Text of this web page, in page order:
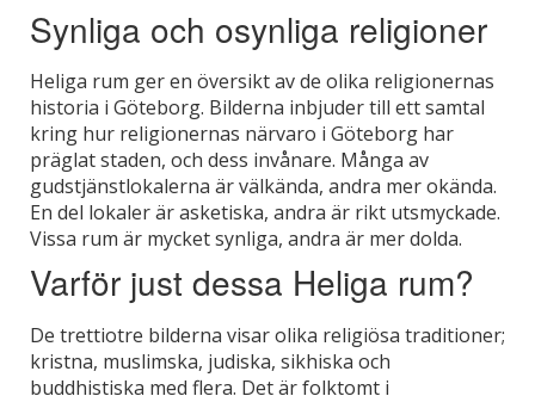
Synliga och osynliga religioner
Heliga rum ger en översikt av de olika religionernas
historia i Göteborg. Bilderna inbjuder till ett samtal
kring hur religionernas närvaro i Göteborg har
präglat staden, och dess invånare. Många av
gudstjänstlokalerna är välkända, andra mer okända.
En del lokaler är asketiska, andra är rikt utsmyckade.
Vissa rum är mycket synliga, andra är mer dolda.
Varför just dessa Heliga rum?
De trettiotre bilderna visar olika religiösa traditioner;
kristna, muslimska, judiska, sikhiska och
buddhistiska med flera. Det är folktomt i